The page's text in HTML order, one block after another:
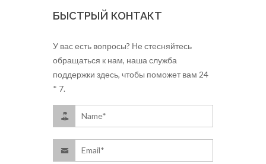
БЫСТРЫЙ КОНТАКТ
У вас есть вопросы? Не стесняйтесь
обращаться к нам, наша служба
поддержки здесь, чтобы поможет вам 24
* 7.